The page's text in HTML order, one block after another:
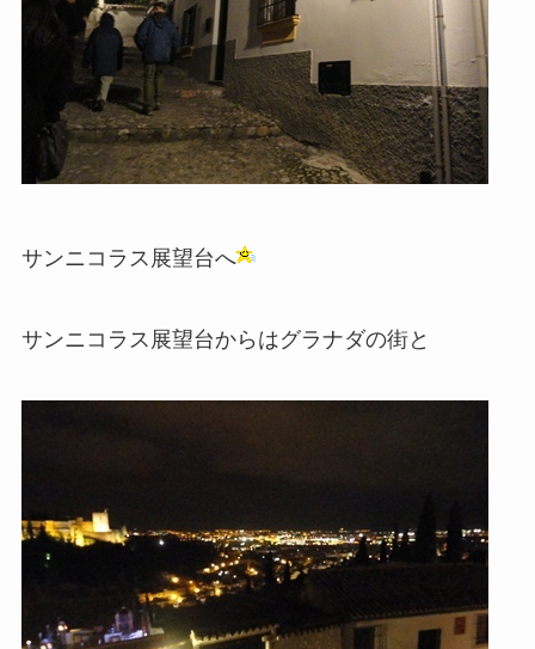
サンニコラス展望台へ
サンニコラス展望台からはグラナダの街と